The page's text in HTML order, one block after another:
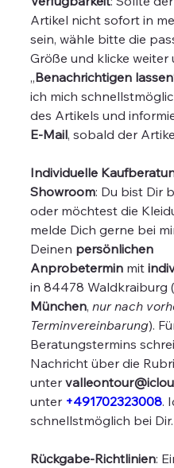
Artikel nicht sofort in
sein, wähle bitte die
Größe und klicke weiter
„Benachrichtigen lassen
ich mich
des Artikels und
E-Mail, sobald der
Individuelle
Showroom: Du bist Dir
oder möchtest die
melde Dich gerne bei
Deinen persönlichen
Anprobetermin mit
in 84478 Waldkraiburg (
München,nur nach
Terminvereinbarung).
Beratungstermins
Nachricht über die
unter
unter +491702323008.
schnellstmöglich bei Dir.
Rückgabe-Richtlinien: